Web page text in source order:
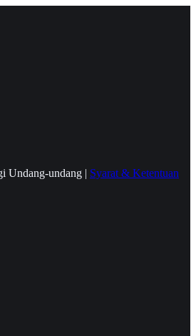
Undang-undang | Syarat & Ketentuan